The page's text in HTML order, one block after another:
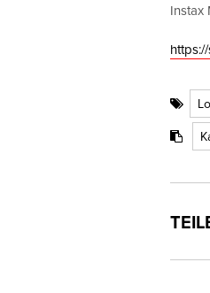
Instax